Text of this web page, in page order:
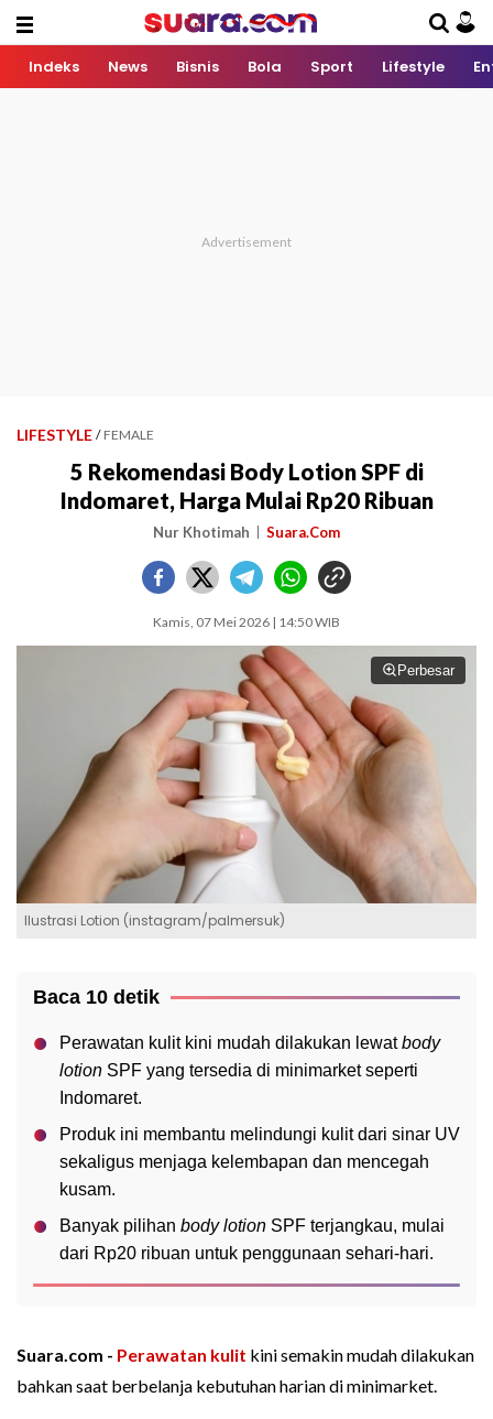
Indeks News Bisnis Bola Sport Lifestyle
LIFESTYLE / FEMALE
5 Rekomendasi Body Lotion SPF di
Indomaret, Harga Mulai Rp20 Ribuan
Nur Khotimah Suara.Com
Kamis, 07 Mei 2026 | 14:50 WIB
Perbesar
Ilustrasi Lotion (instagram/palmersuk)
Baca 10 detik
Perawatan kulit kini mudah dilakukan lewatbody
lotion SPF yang tersedia di minimarket seperti
Indomaret.
Produk ini membantu melindungi kulit dari sinar UV
sekaligus menjaga kelembapan dan mencegah
kusam.
Banyak pilihan body lotion SPF terjangkau, mulai
dari Rp20 ribuan untuk penggunaan sehari-hari.
Suara.com - Perawatan kulit kini semakin mudah dilakukan
bahkan saat berbelanja kebutuhan harian di minimarket.